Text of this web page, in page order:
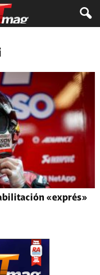
«exprés»